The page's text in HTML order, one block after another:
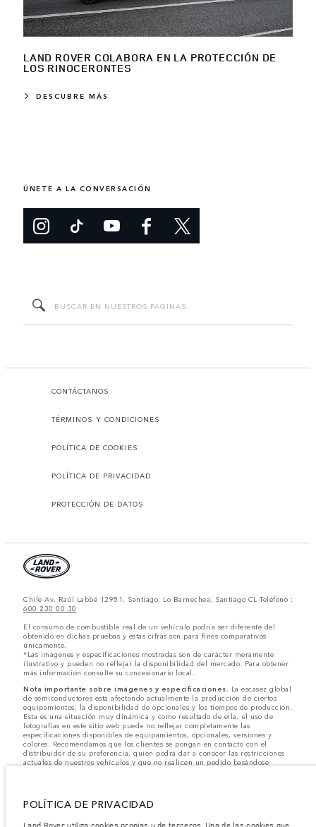
LAND ROVER COLABORA EN LA PROTECCIÓN DE
LOS RINOCERONTES
DESCUBRE MÁS
ÚNETE A LA CONVERSACIÓN
CONTÁCTANOS
TÉRMINOS Y CONDICIONES
POLÍTICA DE COOKIES
POLÍTICA DE PRIVACIDAD
PROTECCIÓN DE DATOS
Chile Av. Raúl Labbé 12981, Santiago, Lo Barnechea, Santiago CL Teléfono :
600 230 00 30
El consumo de combustible real de un vehículo podría ser diferente del
obtenido en dichas pruebas y estas cifras son para fines comparativos
únicamente.
*Las imágenes y especificaciones mostradas son de carácter meramente
ilustrativo y pueden no reflejar la disponibilidad del mercado. Para obtener
más información consulte su concesionario local.
Nota importante sobre imágenes y especificaciones. La escasez global
de semiconductores está afectando actualmente la producción de ciertos
equipamientos, la disponibilidad de opcionales y los tiempos de producción.
Esta es una situación muy dinámica y como resultado de ella, el uso de
fotografías en este sitio web puede no reflejar completamente las
especificaciones disponibles de equipamientos, opcionales, versiones y
colores. Recomendamos que los clientes se pongan en contacto con el
distribuidor de su preferencia, quien podrá dar a conocer las restricciones
actuales de nuestros vehículos y que no realicen un pedido basándose
las especificaciones, el diseño y la producción de sus vehículos, piezas y
accesorios, por lo que se producen modificaciones de forma continua y sin
POLÍTICA DE PRIVACIDAD
Land Rover utiliza cookies propias y de terceros. Una de las cookies que